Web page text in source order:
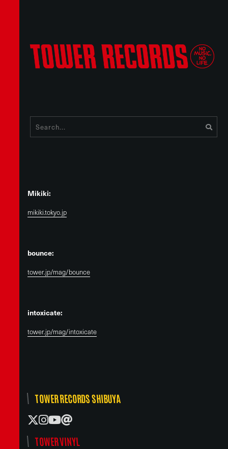
Mikiki:
mikiki.tokyo.jp
bounce:
tower.jp/mag/bounce
intoxicate:
tower.jp/mag/intoxicate
TOWER RECORDS SHIBUYA
TOWER VINYL